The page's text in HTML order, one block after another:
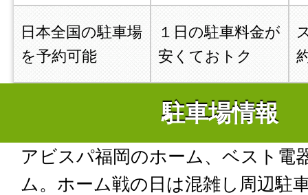
日本全国の駐車場
を予約可能
１日の駐車料金が
安くておトク
駐車場情報
アビスパ福岡のホーム、ベスト電
ム。ホーム戦の日は混雑し周辺駐